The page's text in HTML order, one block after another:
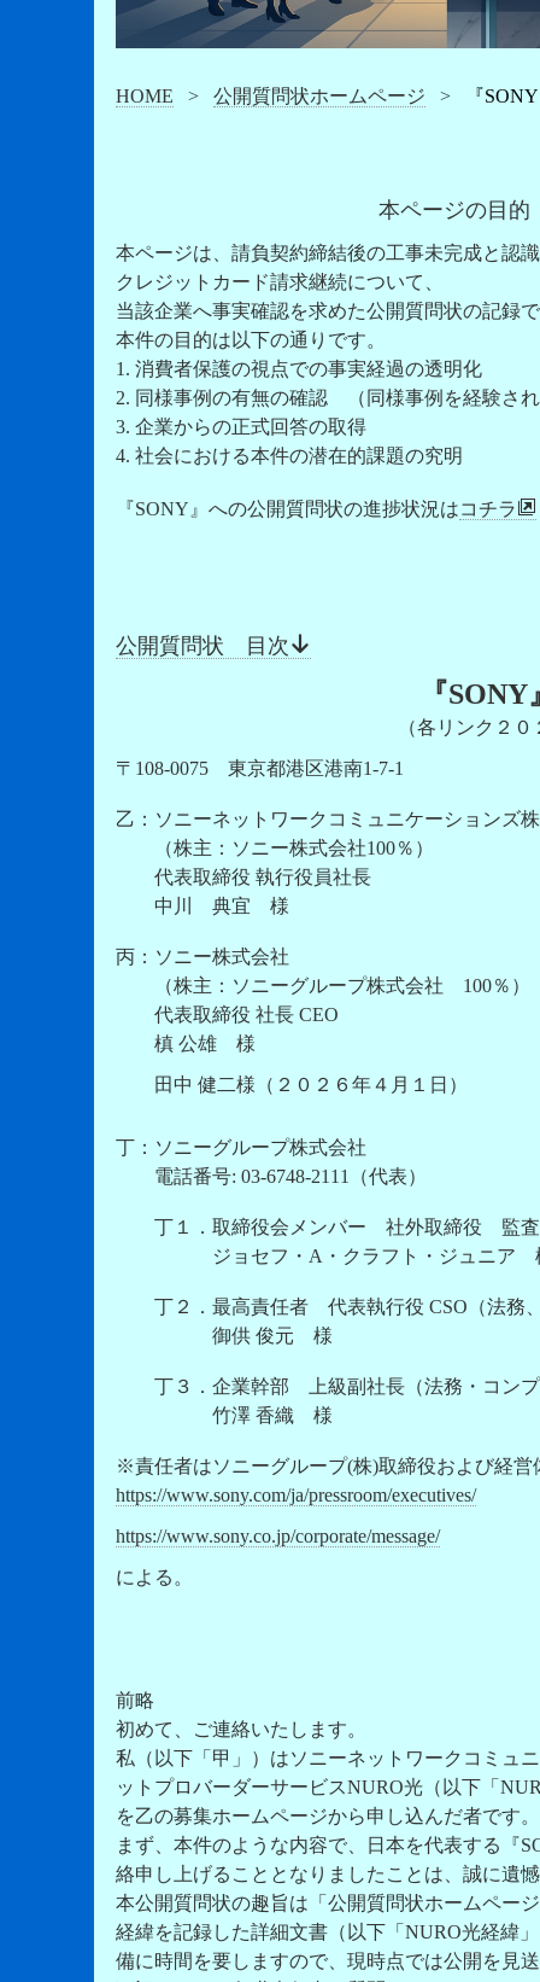
HOME > 公開質問状ホームページ > 『
本ページの目的
本ページは、請負契約締結後の工事未完成と認
クレジットカード請求継続について、
当該企業へ事実確認を求めた公開質問状の記録
本件の目的は以下の通りです。
1. 消費者保護の視点での事実経過の透明化
2. 同様事例の有無の確認 （同様事例を経験さ
3. 企業からの正式回答の取得
4. 社会における本件の潜在的課題の究明
『SONY』への公開質問状の進捗状況はコチラ
公開質問状 目次
『SONY
（各リンク２
〒108-0075 東京都港区港南1-7-1
乙：ソニーネットワークコミュニケーションズ
（株主：ソニー株式会社100％）
代表取締役 執行役員社長
中川 典宜 様
丙：ソニー株式会社
（株主：ソニーグループ株式会社 100％）
代表取締役 社長 CEO
槙 公雄 様
田中 健二様（２０２６年４月１日）
丁：ソニーグループ株式会社
電話番号: 03-6748-2111（代表）
丁１．取締役会メンバー 社外取締役 監査
ジョセフ・A・クラフト・ジュニア
丁２．最高責任者 代表執行役 CSO（法務、
御供 俊元 様
丁３．企業幹部 上級副社長（法務・コンプ
竹澤 香織 様
※責任者はソニーグループ(株)取締役および経営
https://www.sony.com/ja/pressroom/executives/
https://www.sony.co.jp/corporate/message/
による。
前略
初めて、ご連絡いたします。
私（以下「甲」）はソニーネットワークコミュ
ットプロバーダーサービスNURO光（以下「
を乙の募集ホームページから申し込んだ者です。
まず、本件のような内容で、日本を代表する『
絡申し上げることとなりましたことは、誠に遺
本公開質問状の趣旨は「公開質問状ホームペー
経緯を記録した詳細文書（以下「NURO光経緯
備に時間を要しますので、現時点では公開を見